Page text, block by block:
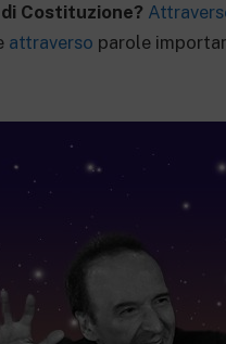
Costituzione?
attraverso parole